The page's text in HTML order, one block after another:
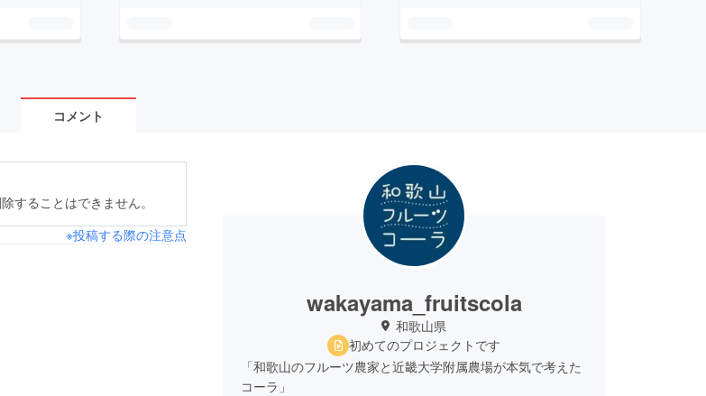
コメント
することはできません。
※投稿する際の注意点
wakayama_fruitscola
和歌山県
初めてのプロジェクトです
「和歌山のフルーツ農家と近畿大学附属農場が本気で考えた
コーラ」